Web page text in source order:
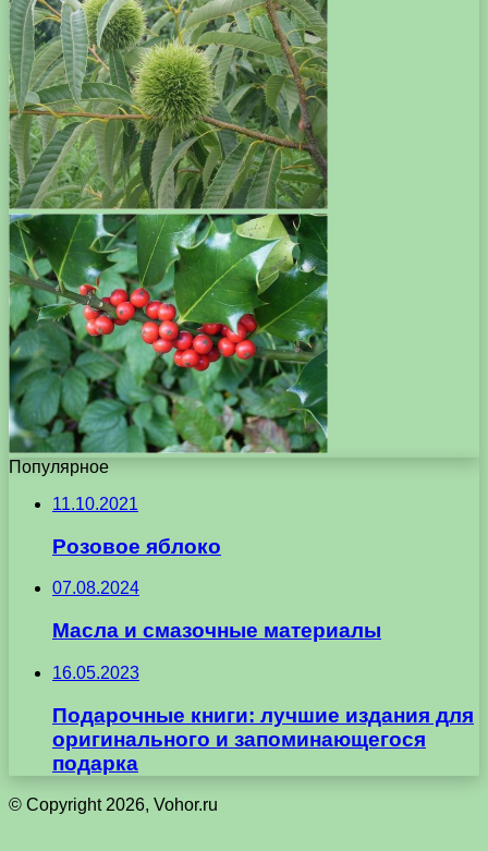
Популярное
11.10.2021
Розовое яблоко
07.08.2024
Масла и смазочные материалы
16.05.2023
Подарочные книги: лучшие издания для
оригинального и запоминающегося
подарка
© Copyright 2026, Vohor.ru